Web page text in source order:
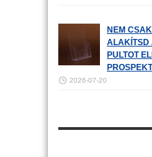
NEM
ALAKÍTSD
PULTOT
2026-07-20